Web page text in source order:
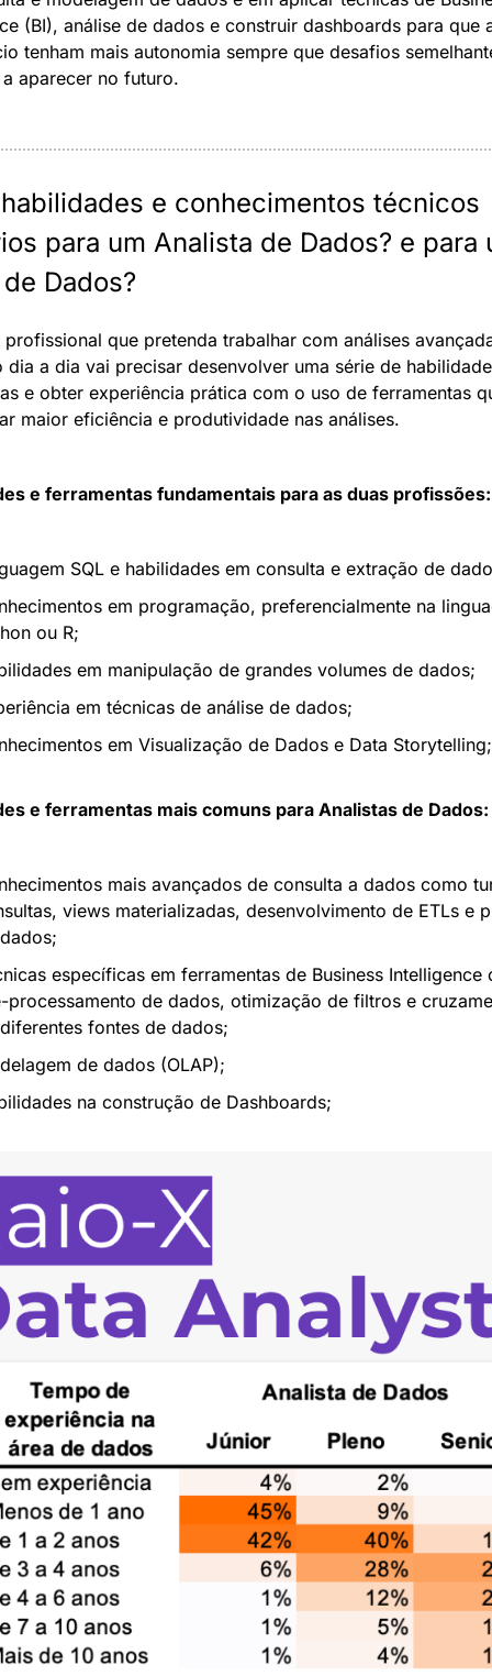
(BI), análise de dados e construir dashboards para que
tenham mais autonomia sempre que desafios
aparecer no futuro.
e conhecimentos técnicos
para um Analista de Dados? e para
Dados?
profissional que pretenda trabalhar com análises
dia a dia vai precisar desenvolver uma série de
e obter experiência prática com o uso de ferramentas
maior eficiência e produtividade nas análises.
e ferramentas fundamentais para as duas profissões:
SQL e habilidades em consulta e extração de
em programação, preferencialmente na
ou R;
em manipulação de grandes volumes de dados;
em técnicas de análise de dados;
em Visualização de Dados e Data Storytelling;
e ferramentas mais comuns para Analistas de Dados:
mais avançados de consulta a dados como
views materializadas, desenvolvimento de ETLs e
específicas em ferramentas de Business Intelligence
processamento de dados, otimização de filtros e
fontes de dados;
de dados (OLAP);
na construção de Dashboards;